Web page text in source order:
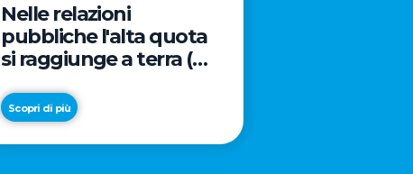
Nelle relazioni
pubbliche l'alta quota
si raggiunge a terra (e
Scopri di più